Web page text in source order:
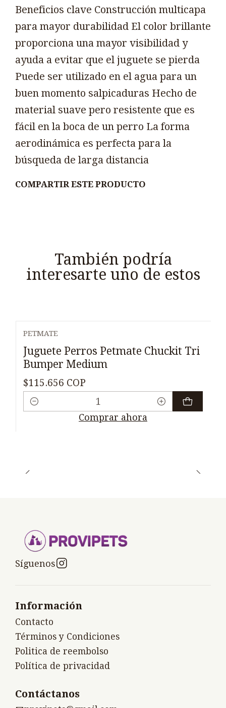
Beneficios clave Construcción multicapa
para mayor durabilidad El color brillante
proporciona una mayor visibilidad y
ayuda a evitar que el juguete se pierda
Puede ser utilizado en el agua para un
buen momento salpicaduras Hecho de
material suave pero resistente que es
fácil en la boca de un perro La forma
aerodinámica es perfecta para la
búsqueda de larga distancia
COMPARTIR ESTE PRODUCTO
También podría
interesarte uno de estos
PETMATE
Juguete Perros Petmate Chuckit Tri
Bumper Medium
$115.656 COP
Cantidad
Comprar ahora
Síguenos
Información
Contacto
Términos y Condiciones
Politica de reembolso
Política de privacidad
Contáctanos